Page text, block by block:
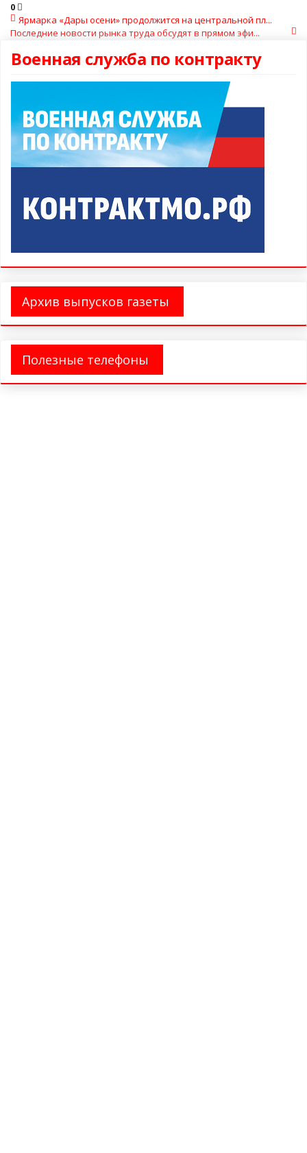
0
Ярмарка «Дары осени» продолжится на центральной пл...
Последние новости рынка труда обсудят в прямом эфи...
Военная служба по контракту
Архив выпусков газеты
Полезные телефоны